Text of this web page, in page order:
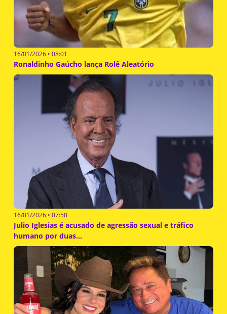
16/01/2026 • 08:01
Ronaldinho Gaúcho lança Rolê Aleatório
16/01/2026 • 07:58
Julio Iglesias é acusado de agressão sexual e tráfico
humano por duas...